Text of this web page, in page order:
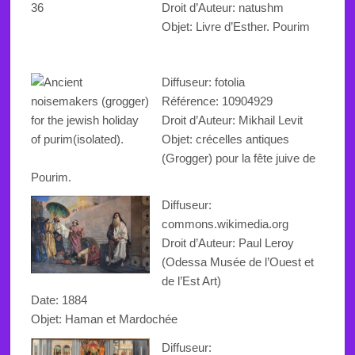
Droit d’Auteur: natushm
Objet: Livre d’Esther. Pourim
Diffuseur: fotolia
Référence: 10904929
Droit d’Auteur: Mikhail Levit
Objet: crécelles antiques
(Grogger) pour la fête juive de
Pourim.
Diffuseur:
commons.wikimedia.org
Droit d’Auteur: Paul Leroy
(Odessa Musée de l’Ouest et
de l’EstArt)
Date: 1884
Objet: Haman et Mardochée
Diffuseur: